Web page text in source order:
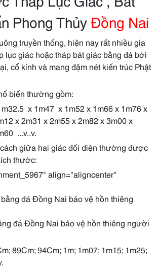
Phong ThủyĐồng Nai
truyền thống, hiện nay rất nhiều gia
lục giác hoặc tháp bát giác bằng đá bởi
cổ kính và mang đậm nét kiến trúc Phật
biến thường gồm:
x 1m47 x 1m52 x 1m66 x 1m76 x
x 2m31 x 2m55 x 2m82 x 3m00 x
...v..v.
giữa hai giác đối diện thường được
thước:
align="aligncenter"
đá Đồng Nai bảo vệ hồn thiêng người
89Cm; 94Cm; 1m; 1m07; 1m15; 1m25;